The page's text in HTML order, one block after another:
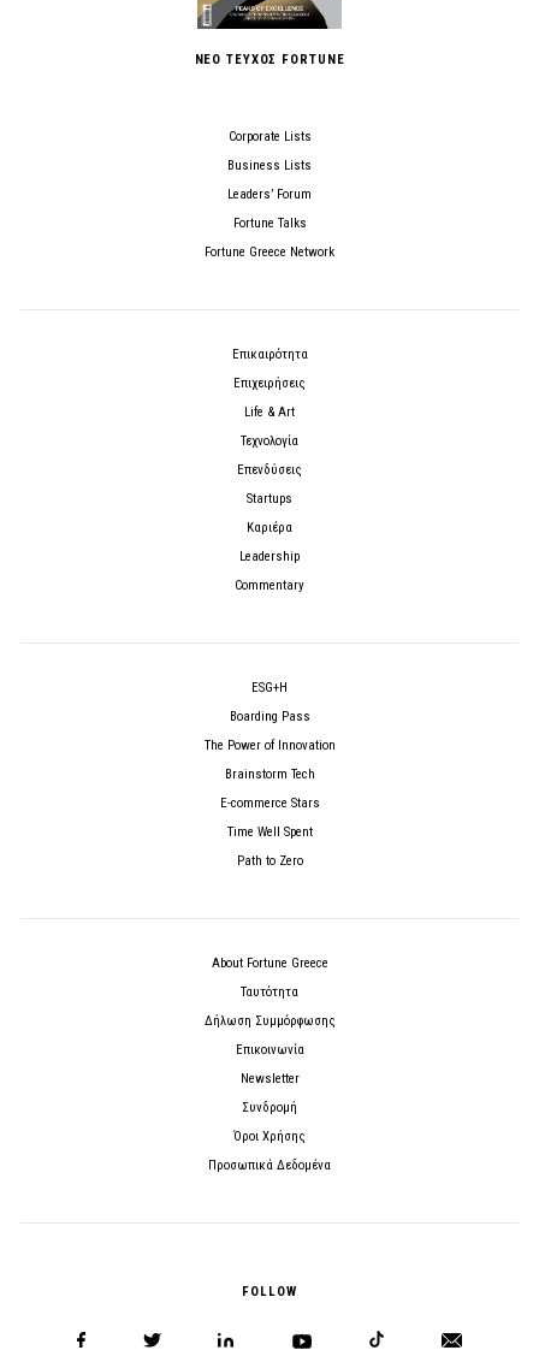
ΝΕΟ ΤΕΥΧΟΣ FORTUNE
Corporate Lists
Business Lists
Leaders’ Forum
Fortune Talks
Fortune Greece Network
Επικαιρότητα
Επιχειρήσεις
Life & Art
Τεχνολογία
Επενδύσεις
Startups
Καριέρα
Leadership
Commentary
ESG+H
Boarding Pass
The Power of Innovation
Brainstorm Tech
E-commerce Stars
Time Well Spent
Path to Zero
About Fortune Greece
Ταυτότητα
Δήλωση Συμμόρφωσης
Επικοινωνία
Newsletter
Συνδρομή
Όροι Χρήσης
Προσωπικά Δεδομένα
FOLLOW